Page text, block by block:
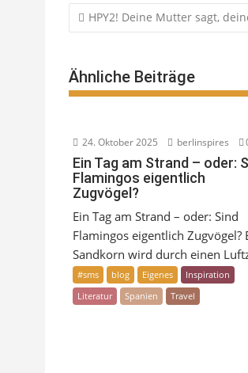
Beitragsnavigation
HPY2! Deine Mutter sagt,
Ähnliche Beiträge
24. Oktober 2025 berlinspires
Ein Tag am Strand – oder:
Flamingos eigentlich
Zugvögel?
Ein Tag am Strand – oder: Sind
Flamingos eigentlich Zugvögel?
Sandkorn wird durch einen
#sms blog Eigenes
Inspiration
Literatur
Spanien Travel